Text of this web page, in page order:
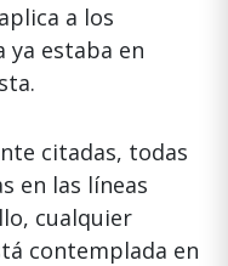
a los
ya estaba en
citadas, todas
en las líneas
cualquier
contemplada en